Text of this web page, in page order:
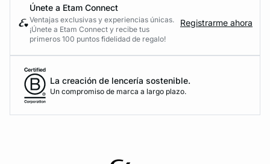
Únete a Etam Connect
Ventajas exclusivas y experiencias únicas.
¡Únete a Etam Connect y recibe tus
primeros 100 puntos fidelidad de regalo!
Registrarme ahora
La creación de lencería sostenible.
Un compromiso de marca a largo plazo.